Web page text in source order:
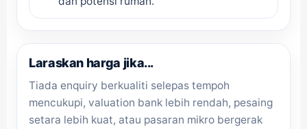
Laraskan harga jika...
Tiada enquiry berkualiti selepas tempoh
mencukupi, valuation bank lebih rendah, pesaing
setara lebih kuat, atau pasaran mikro bergerak